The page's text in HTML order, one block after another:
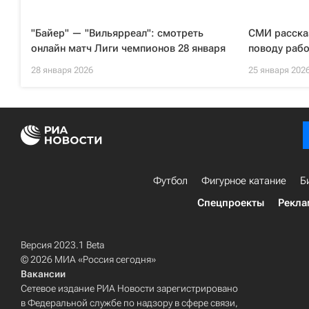
"Байер" — "Вильярреал": смотреть
онлайн матч Лиги чемпионов 28 января
28 января 2026
СМИ
поводу
25 января
Футбол Фигурное катание
Спецпроекты
Версия 2023.1 Beta
© 2026 МИА «Россия сегодня»
Вакансии
Сетевое издание РИА Новости зарегистрировано
в Федеральной службе по надзору в сфере связи,